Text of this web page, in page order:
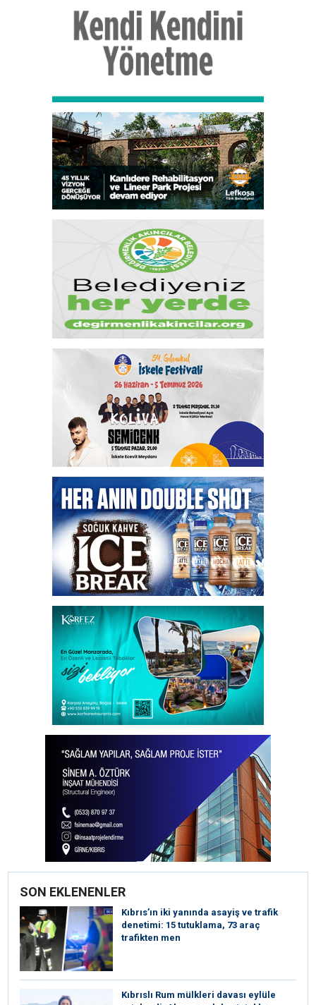
SON EKLENENLER
Kıbrıs’ın iki yanında asayiş ve trafik
denetimi: 15 tutuklama, 73 araç
trafikten men
Kıbrıslı Rum mülkleri davası eylüle